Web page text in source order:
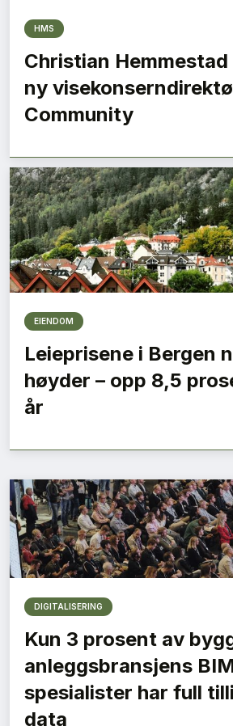
HMS
Christian Hemmestad
ny
Community
EIENDOM
Leieprisene i Bergen
høyder – opp 8,5
år
DIGITALISERING
Kun 3 prosent av
anleggsbransjens
spesialister har full
data